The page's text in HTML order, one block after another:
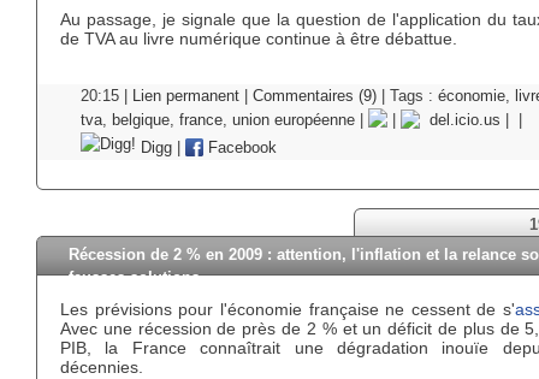
Au passage, je signale que la question de l'application du
de TVA au livre numérique continue à être débattue.
20:15 | Lien permanent Commentaires (9) | Tags : économie,
tva, belgique, france, union européenne del.icio.us
Digg
Facebook
Récession de 2 % en 2009 : attention, l'inflation et la relance
fausses solutions.
Les prévisions pour l'économie française ne cessent de s'
Avec une récession de près de 2 % et un déficit de plus de
PIB, la France connaîtrait une dégradation inouïe
décennies.